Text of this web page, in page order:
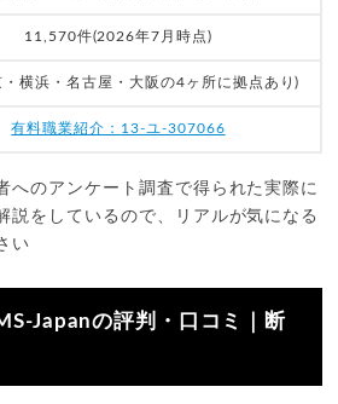
11,570件(2026年7月時点)
・横浜・名古屋・大阪の4ヶ所に拠点あり)
有料職業紹介：13-ユ-307066
へのアンケート調査で得られた実際に
説をしているので、リアルが気になる
い
Japanの評判・口コミ｜断